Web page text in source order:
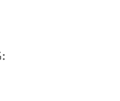
вертикальных